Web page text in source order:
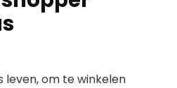
leven, om te winkelen